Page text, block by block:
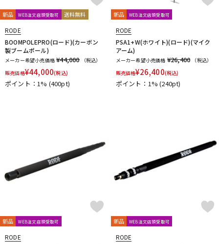
DJ機器 DTM
中古 ヴィンテージ
新品 WEB注文店頭受取可 送料無料
RODE
BOOMPOLEPRO(ロード)(カーボン
製ブームポール)
メーカー希望小売価格 ¥44,000
（税込）
販売価格¥44,000(税込)
ポイント：1% (400pt)
新品 WEB注文店頭受取可
RODE
PSA1+W(ホワイト)(ロード)(マイク
アーム)
メーカー希望小売価格 ¥26,400
（税込）
販売価格¥26,400(税込)
ポイント：1%(240pt)
新品 WEB注文店頭受取可
RODE
新品 WEB注文店頭受取可
RODE